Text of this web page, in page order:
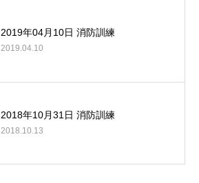
2019年04月10日 消防訓練
2019.04.10
2018年10月31日 消防訓練
2018.10.13